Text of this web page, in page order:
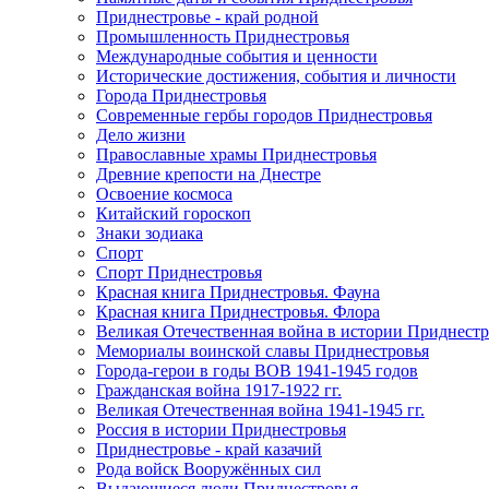
Приднестровье - край родной
Промышленность Приднестровья
Международные события и ценности
Исторические достижения, события и личности
Города Приднестровья
Современные гербы городов Приднестровья
Дело жизни
Православные храмы Приднестровья
Древние крепости на Днестре
Освоение космоса
Китайский гороскоп
Знаки зодиака
Спорт
Спорт Приднестровья
Красная книга Приднестровья. Фауна
Красная книга Приднестровья. Флора
Великая Отечественная война в истории
Мемориалы воинской славы Приднестровья
Города-герои в годы ВОВ 1941-1945 годов
Гражданская война 1917-1922 гг.
Великая Отечественная война 1941-1945 гг.
Россия в истории Приднестровья
Приднестровье - край казачий
Рода войск Вооружённых сил